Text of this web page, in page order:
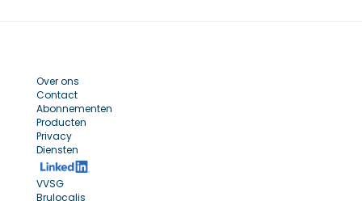
Over ons
Contact
Abonnementen
Producten
Privacy
Diensten
VVSG
Brulocalis